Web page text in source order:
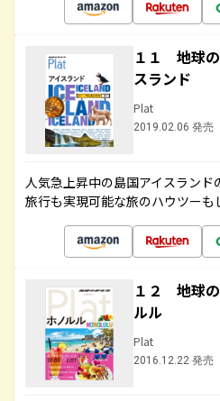
１１ 地球
スランド
Plat
2019.02.06 発売
人気急上昇中の島国アイスランド
旅行も実現可能な旅のハウツーも
１２ 地球
ルル
Plat
2016.12.22 発売